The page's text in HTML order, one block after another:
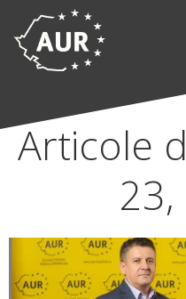
Articole